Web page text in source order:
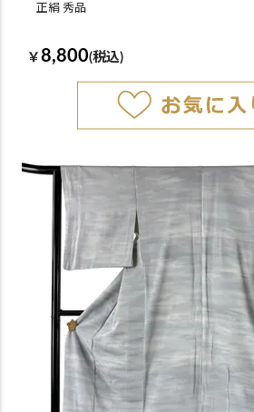
正絹 秀品
￥ 8,800(税込)